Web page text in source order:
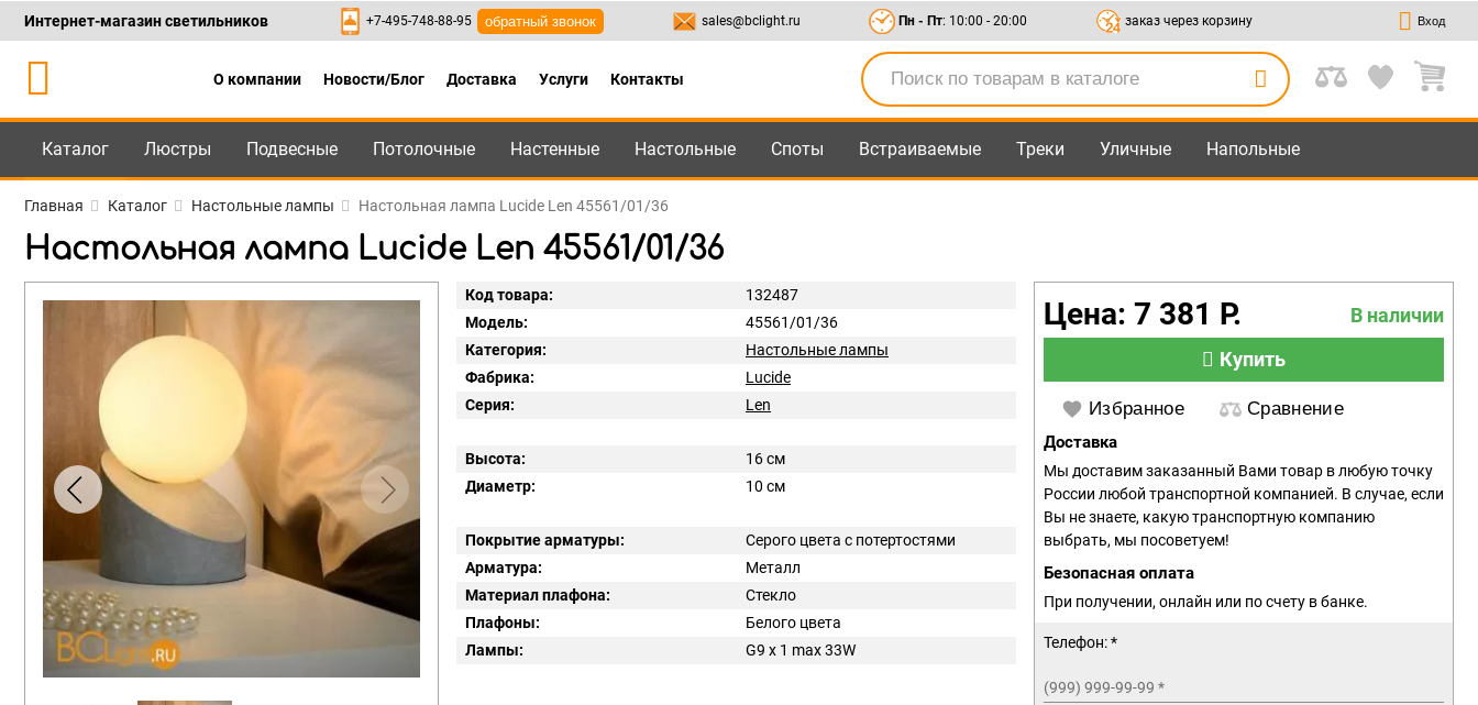
Каталог +7-495-748-88-95 ,8-800-550-95-45 sales@bclight.ru
Интернет-магазин светильников +7-495-748-88-95 обратный звонок sales@bclight.ru Пн - Пт: 10:00 - 20:00 заказ через корзину Вход
О компании Новости/Блог Доставка Услуги Контакты
Каталог Люстры Подвесные Потолочные Настенные Настольные Споты Встраиваемые Треки Уличные Напольные
Главная Каталог Настольные лампы Настольная лампа Lucide Len 45561/01/36
Настольная лампа Lucide Len 45561/01/36
Код товара:
132487
Модель:
45561/01/36
Категория:
Настольные лампы
Фабрика:
Lucide
Серия:
Len
Высота:
16 см
Диаметр:
10 см
Покрытие арматуры:
Серого цвета с потертостями
Арматура:
Металл
Материал плафона:
Стекло
Плафоны:
Белого цвета
Лампы:
G9 x 1 max 33W
Цена: 7 381 Р.
В наличии
Купить
Избранное Сравнение
Доставка
Мы доставим заказанный Вами товар в любую точку
России любой транспортной компанией. В случае, если
Вы не знаете, какую транспортную компанию
выбрать, мы посоветуем!
Безопасная оплата
При получении, онлайн или по счету в банке.
Телефон: *
(999) 999-99-99 *